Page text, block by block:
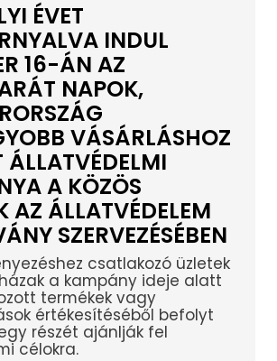
ÉVET
INDUL
16-ÁN AZ
NAPOK,
VÁSÁRLÁSHOZ
ÁLLATVÉDELMI
A KÖZÖS
AZ ÁLLATVÉDELEM
SZERVEZÉSÉBEN
csatlakozó üzletek
a kampány ideje alatt
termékek vagy
értékesítéséből befolyt
részét ajánlják fel
célokra.